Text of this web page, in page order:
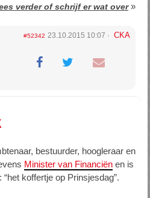
verder of schrijf er wat over»
#52342 23.10.2015 10:07 CKA
bestuurder, hoogleraar en
Minister van Financiën en is
koffertje op Prinsjesdag”.